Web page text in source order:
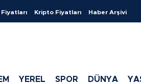
Fiyatları Kripto Fiyatları Haber Arşivi
YEREL SPOR DÜNYA